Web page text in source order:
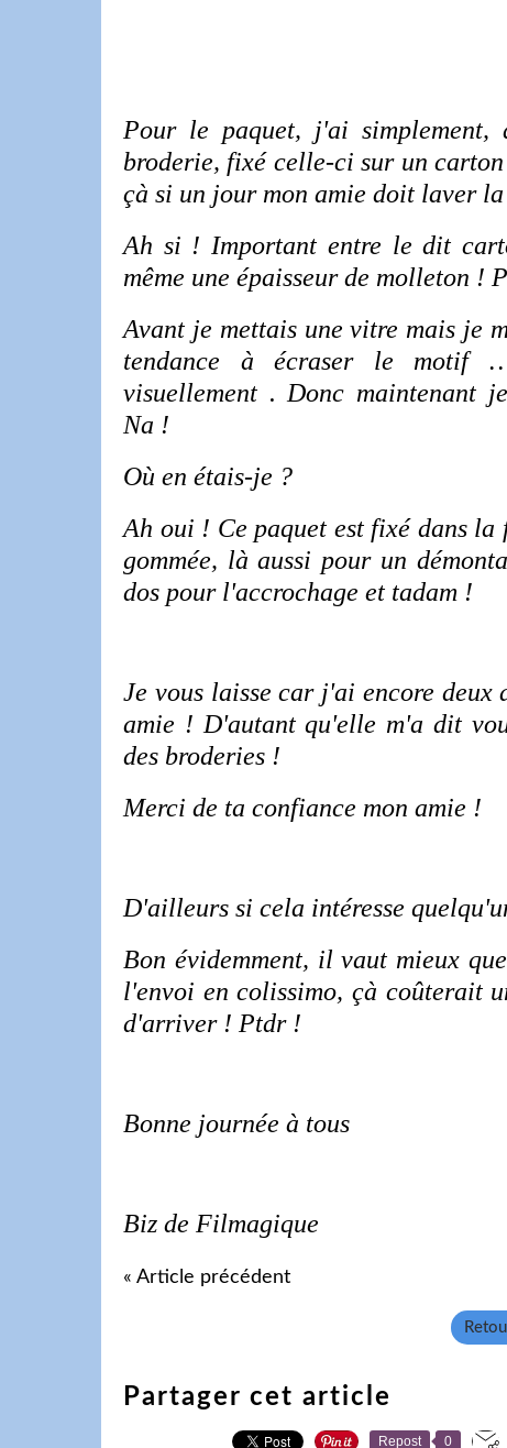
Pour le paquet, j'ai simplement,
broderie, fixé celle-ci sur un
çà si un jour mon amie doit laver
Ah si ! Important entre le dit
même une épaisseur de molleton !
Avant je mettais une vitre mais je
tendance à écraser le motif
visuellement . Donc maintenant
Na !
Où en étais-je ?
Ah oui ! Ce paquet est fixé dans
gommée, là aussi pour un
dos pour l'accrochage et tadam !
Je vous laisse car j'ai encore deux
amie ! D'autant qu'elle m'a dit
des broderies !
Merci de ta confiance mon amie !
D'ailleurs si cela intéresse
Bon évidemment, il vaut mieux
l'envoi en colissimo, çà coûterait
d'arriver ! Ptdr !
Bonne journée à tous
Biz de Filmagique
« Article précédent
Partager cet article
Repost 0